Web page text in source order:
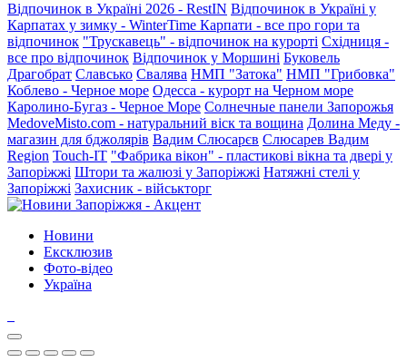
Відпочинок в Україні 2026 - RestIN Відпочинок в Україні у
Карпатах у зимку - WinterTime Карпати - все про гори та
відпочинок "Трускавець" - відпочинок на курорті Східниця -
все про відпочинок Відпочинок у Моршині Буковель
Драгобрат Славсько Свалява НМП "Затока" НМП "Грибовка"
Коблево - Черное море Одесса - курорт на Черном море
Каролино-Бугаз - Черное Море Солнечные панели Запорожья
MedoveMisto.com - натуральний віск та вощина Долина Меду -
магазин для бджолярів Вадим Слюсарєв Слюсарев Вадим
Region Touch-IT "Фабрика вікон" - пластикові вікна та двері у
Запоріжжі Штори та жалюзі у Запоріжжі Натяжні стелі у
Запоріжжі Захисник - військторг
Новини
Ексклюзив
Фото-відео
Україна